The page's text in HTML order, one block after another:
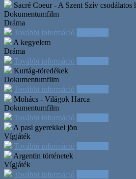
Sacré Coeur - A Szent Szív csodálatos
Dokumentumfilm
Dráma
További információ
A kegyelem
Dráma
További információ
Kurtág-töredékek
Dokumentumfilm
További információ
Mohács - Világok Harca
Dokumentumfilm
További információ
A pasi gyerekkel jön
Vígjáték
További információ
Argentin történetek
Vígjáték
További információ